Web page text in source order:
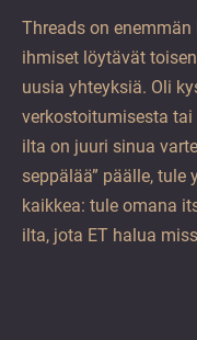
Threads on
ihmiset löytävät
uusia yhteyksiä. Oli
verkostoitumisesta
ilta on juuri sinua
seppälää” päälle,
kaikkea: tule omana
ilta, jota ET halua